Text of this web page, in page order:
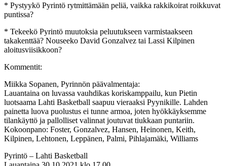
* Pystyykö Pyrintö rytmittämään peliä, vaikka rakkikoirat roikkuvat
puntissa?
* Tekeekö Pyrintö muutoksia peluutukseen varmistaakseen
takakenttää? Nouseeko David Gonzalvez tai Lassi Kilpinen
aloitusviisikkoon?
Kommentit:
Miikka Sopanen, Pyrinnön päävalmentaja:
Lauantaina on luvassa vauhdikas koriskamppailu, kun Pietin
luotsaama Lahti Basketball saapuu vieraaksi Pyynikille. Lahden
painetta luova puolustus ei tunne armoa, joten hyökkäyksemme
tilankäyttö ja pallolliset valinnat joutuvat tiukkaan puntariin.
Kokoonpano: Foster, Gonzalvez, Hansen, Heinonen, Keith,
Kilpinen, Lehtonen, Leppänen, Palmi, Pihlajamäki, Williams
Pyrintö – Lahti Basketball